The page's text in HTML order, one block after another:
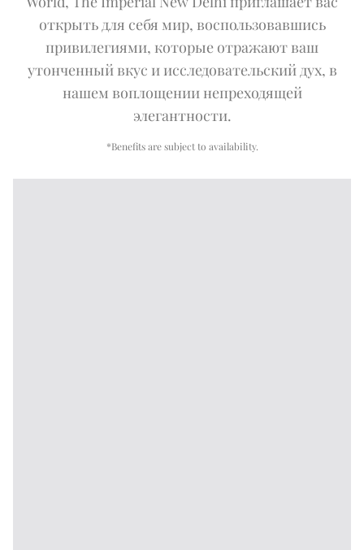
открыть для себя мир, воспользовавшись
привилегиями, которые отражают ваш
утонченный вкус и исследовательский дух, в
нашем воплощении непреходящей
элегантности.
*Benefits are subject to availability.